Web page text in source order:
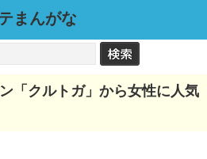
まんがな
「クルトガ」から女性に人気